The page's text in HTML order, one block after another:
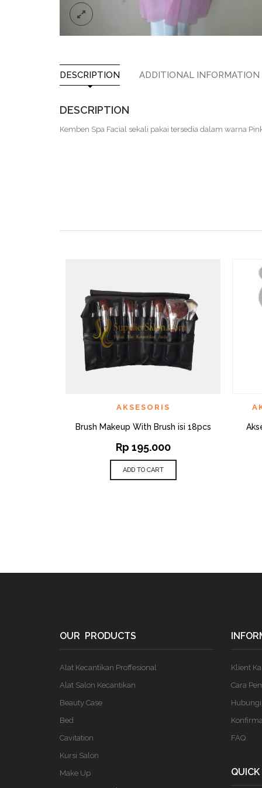
DESCRIPTION ADDITIONAL INFORMATION
DESCRIPTION
Kemben Spa Facial sekali pakai tersedia dalam warna
ADD TO WISHLISTAKSESORIS
Brush Makeup With Brush isi 18pcs
Rp 195.000
ADD TO CART
OUR PRODUCTS
Alat Kecantikan Proffesional
Alat Salon Kecantikan
Beauty Case
Bed
Cavitation
Kursi Salon
Make Up
Klient
Cara
FAQ